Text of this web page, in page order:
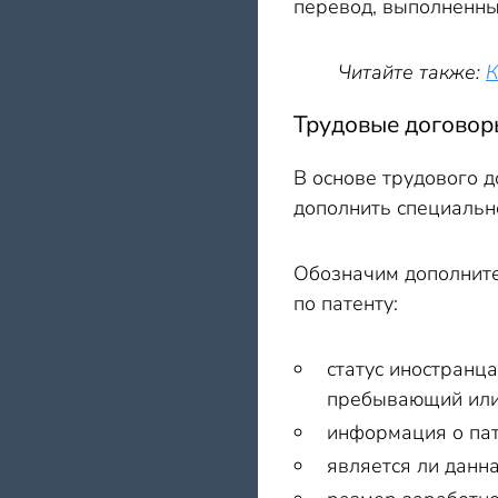
перевод,
Читайте также:
Трудовые
В основе трудового
дополнить
Обозначим
по патенту:
статус
пребывающий
информация о
является ли